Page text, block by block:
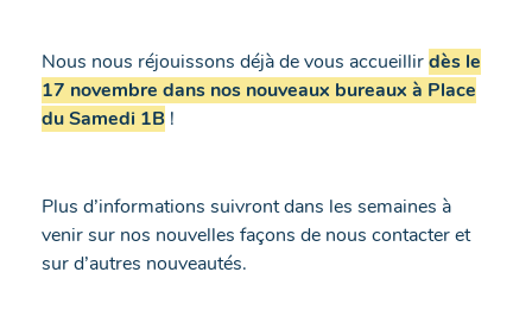
Nous nous réjouissons déjà de vous accueillirdès le
17 novembre dans nos nouveaux bureaux à Place
du Samedi 1B !
Plus d’informations suivront dans les semaines à
venir sur nos nouvelles façons de nous contacter et
sur d’autres nouveautés.